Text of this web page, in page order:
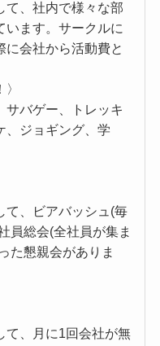
て、社内で様々な部
います。サークルに
に会社から活動費と
サバゲー、トレッキ
、ジョギング、学
て、ビアバッシュ(毎
員総会(全社員が集ま
た懇親会がありま
て、月に1回会社が無